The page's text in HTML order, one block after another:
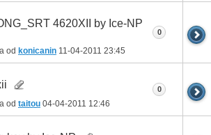
4620XII by Ice-NP
od konicanin 11-04-2011 23:45
0
od taitou 04-04-2011 12:46
0